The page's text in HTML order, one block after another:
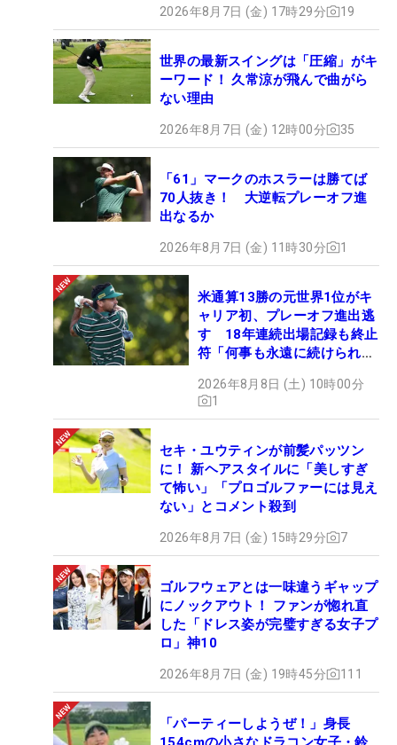
2026年8月7日 (金) 17時29分 19
世界の最新スイングは「圧縮」がキ
ーワード！ 久常涼が飛んで曲がら
ない理由
2026年8月7日 (金) 12時00分 35
「61」マークのホスラーは勝てば
70人抜き！ 大逆転プレーオフ進
出なるか
2026年8月7日 (金) 11時30分 1
米通算13勝の元世界1位がキ
ャリア初、プレーオフ進出逃
す 18年連続出場記録も終止
符「何事も永遠に続けられな
2026年8月8日 (土) 10時00分
1
セキ・ユウティンが前髪パッツン
に！ 新ヘアスタイルに「美しすぎ
て怖い」「プロゴルファーには見え
ない」とコメント殺到
2026年8月7日 (金) 15時29分 7
ゴルフウェアとは一味違うギャップ
にノックアウト！ ファンが惚れ直
した「ドレス姿が完璧すぎる女子プ
ロ」神10
2026年8月7日 (金) 19時45分 111
「パーティーしようぜ！」身長